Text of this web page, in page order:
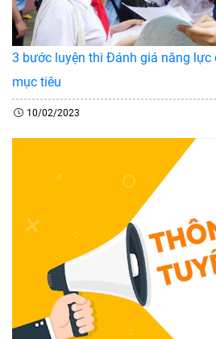
3 bước luyện thi Đánh giá năng lực
mục tiêu
10/02/2023